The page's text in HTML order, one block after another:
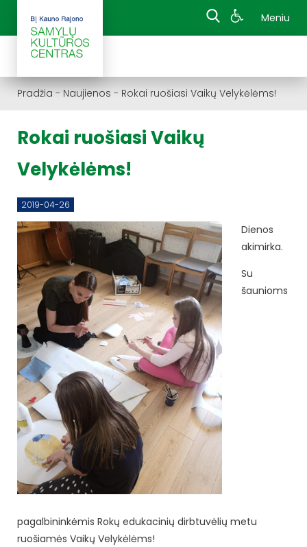
Meniu
Pradžia - Naujienos - Rokai ruošiasi Vaikų Velykėlėms!
Rokai ruošiasi Vaikų
Velykėlėms!
2019-04-26
Dienos
akimirka.
Su
šaunioms
pagalbininkėmis Rokų edukacinių dirbtuvėlių metu
ruošiamės Vaikų Velykėlėms!